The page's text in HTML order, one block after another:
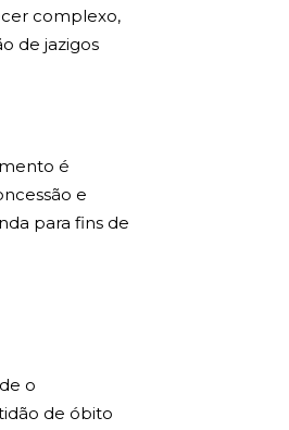
complexo,
de jazigos
é
e
para fins de
o
de óbito